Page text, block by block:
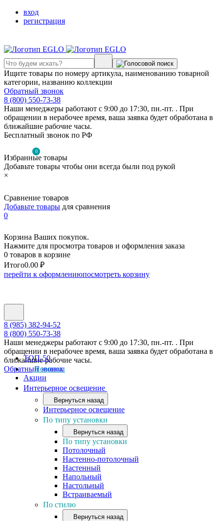
вход
регистрация
Ищите товары по номеру артикула, наименованию товарной
категории, названию коллекции
Обратный звонок
8 (800) 550-73-38
Наши менеджеры работают с 9:00 до 17:30, пн.-пт. . При
обращении в нерабочее время, ваша заявка будет обработана в
ближайшие рабочие часы.
Бесплатный звонок по РФ
0
Избранные товары
Добавьте товары чтобы они всегда были под рукой
×
Сравнение товаров
Добавьте товары для сравнения
0
Корзина Ваших покупок.
Нажмите для просмотра товаров и оформления заказа
0 товаров в корзине
Итого0.00 ₽
перейти к оформлениюпосмотреть корзину
8 (985) 382-94-52
8 (800) 550-73-38
Наши менеджеры работают с 9:00 до 17:30, пн.-пт. . При
обращении в нерабочее время, ваша заявка будет обработана в
ближайшие рабочие часы.
Обратный звонок
ТОП-50
Новинки
Акции
Интерьерное освещение
Вернуться назад
Интерьерное освещение
По типу установки
Вернуться назад
По типу установки
Потолочный
Настенно-потолочный
Настенный
Напольный
Настольный
Встраиваемый
По стилю
Вернуться назад